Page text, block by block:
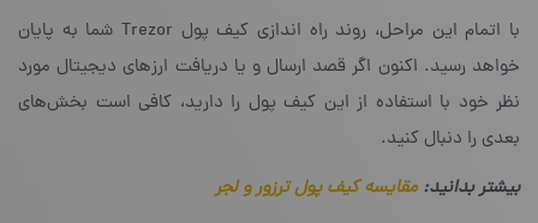
با اتمام این مراحل، روند راه اندازی کیف پول Trezor شما به پایان
خواهد رسید. اکنون اگر قصد ارسال و یا دریافت ارزهای دیجیتال مورد
نظر خود با استفاده از این کیف پول را دارید، کافی است بخش‌های
بعدی را دنبال کنید.
بیشتر بدانید:مقایسه کیف پول ترزور و لجر